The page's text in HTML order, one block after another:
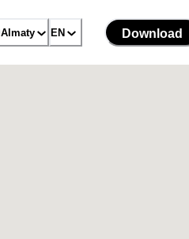
Almaty EN Download